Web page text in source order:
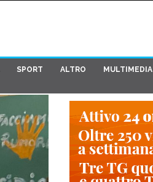
SPORT ALTRO MULTIMEDIA